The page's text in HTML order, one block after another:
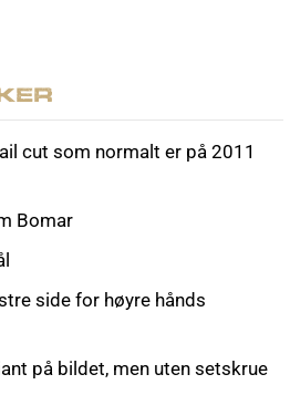
cut som normalt er på 2011
Bomar
side for høyre hånds
på bildet, men uten setskrue